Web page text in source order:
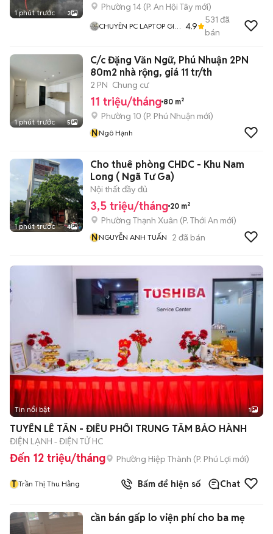
1 phút trước 3
Phường 14 (P. An Hội Tây mới)
CHUYÊN PC LAPTOP GIÁ
4.9
531 đã
bán
1 phút trước 5
C/c Đặng Văn Ngữ, Phú Nhuận 2PN
80m2 nhà rộng, giá 11 tr/th
2 PN Chung cư
11 triệu/tháng 80 m²
Phường 10 (P. Phú Nhuận mới)
NNgô Hạnh
1 phút trước 4
Cho thuê phòng CHDC - Khu Nam
Long ( Ngã Tư Ga)
Nội thất đầy đủ
3,5 triệu/tháng 20 m²
Phường Thạnh Xuân (P. Thới An mới)
NNGUYỄN ANH TUẤN 2 đã bán
Tin nổi bật 1
TUYỂN LỄ TÂN - ĐIỀU PHỐI TRUNG TÂM BẢO HÀNH
ĐIỆN LẠNH - ĐIỆN TỬ HC
Đến 12 triệu/tháng Phường Hiệp Thành (P. Phú Lợi mới)
T Trần Thị Thu Hằng Bấm để hiện số Chat
cần bán gấp lo viện phí cho ba mẹ